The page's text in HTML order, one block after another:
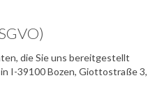
die Sie uns bereitgestellt
I-39100 Bozen, Giottostraße 3,